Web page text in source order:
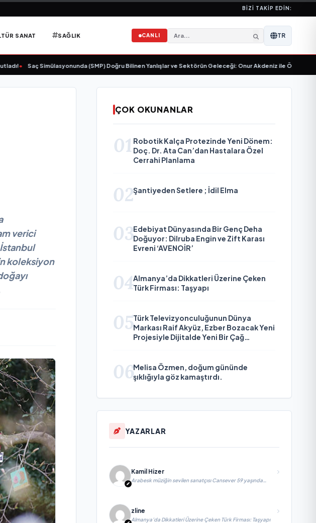
BIZI TAKIP EDIN:
SANAT SAĞLIK CANLI TR
• Saç Simülasyonunda (SMP) Doğru Bilinen Yanlışlar ve Sektörün Geleceği: Onur Akdeniz ile Özel Röportaj
verici
koleksiyon
ÇOK OKUNANLAR
01 Robotik Kalça Protezinde Yeni Dönem:
Doç. Dr. Ata Can’dan Hastalara Özel
Cerrahi Planlama
02Şantiyeden Setlere ; İdil Elma
03Edebiyat Dünyasında Bir Genç Deha
Doğuyor: Dilruba Engin ve Zift Karası
Evreni ‘AVENOİR’
04Almanya’da Dikkatleri Üzerine Çeken
Türk Firması: Taşyapı
05Türk Televizyonculuğunun Dünya
Markası Raif Akyüz, Ezber Bozacak Yeni
Projesiyle Dijitalde Yeni Bir Çağ
06Melisa Özmen, doğum gününde
şıklığıyla göz kamaştırdı.
YAZARLAR
Kamil Hizer
Arabesk müziğin sevilen sanatçısı Cansever 59 yaşında
yaşamını yitirdi
zline
Almanya’da Dikkatleri Üzerine Çeken Türk Firması: Taşyapı